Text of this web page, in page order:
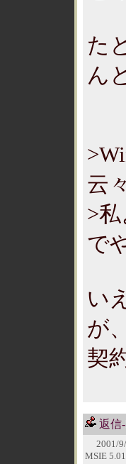
た
ん
云
>
で
い
が、
契
返信-
2001/
MSIE